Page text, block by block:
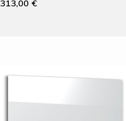
313,00 €